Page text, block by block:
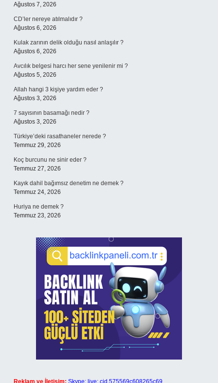
Ağustos 7, 2026
CD’ler nereye atılmalıdır ?
Ağustos 6, 2026
Kulak zarının delik olduğu nasıl anlaşılır ?
Ağustos 6, 2026
Avcılık belgesi harcı her sene yenilenir mi ?
Ağustos 5, 2026
Allah hangi 3 kişiye yardım eder ?
Ağustos 3, 2026
7 sayısının basamağı nedir ?
Ağustos 3, 2026
Türkiye’deki rasathaneler nerede ?
Temmuz 29, 2026
Koç burcunu ne sinir eder ?
Temmuz 27, 2026
Kayık dahil bağımsız denetim ne demek ?
Temmuz 24, 2026
Huriya ne demek ?
Temmuz 23, 2026
Reklam ve İletişim: Skype: live:.cid.575569c608265c69